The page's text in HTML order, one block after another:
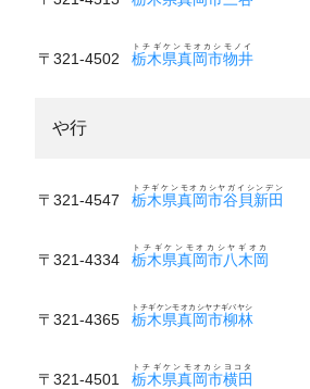
〒321-4502 栃木県真岡市物井
トチギケンモオカシモノイ
や行
〒321-4547 栃木県真岡市谷貝新田
トチギケンモオカシヤガイシンデン
〒321-4334 栃木県真岡市八木岡
トチギケンモオカシヤギオカ
〒321-4365 栃木県真岡市柳林
トチギケンモオカシヤナギバヤシ
〒321-4501 栃木県真岡市横田
トチギケンモオカシヨコタ